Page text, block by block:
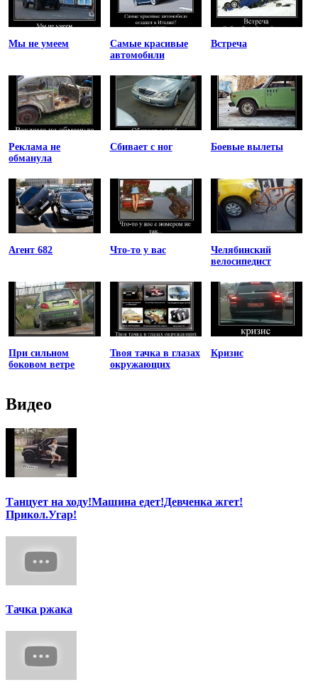
Мы не умеем
Самые красивые
автомобили
Встреча
Реклама не
обманула
Сбивает с ног Боевые вылеты
Агент 682 Что-то у вас
Челябинский
велосипедист
При сильном
боковом ветре
Твоя тачка в глазах
окружающих
Кризис
Видео
Танцует на ходу!Машина едет!Девченка жгет!
Прикол.Угар!
Тачка ржака